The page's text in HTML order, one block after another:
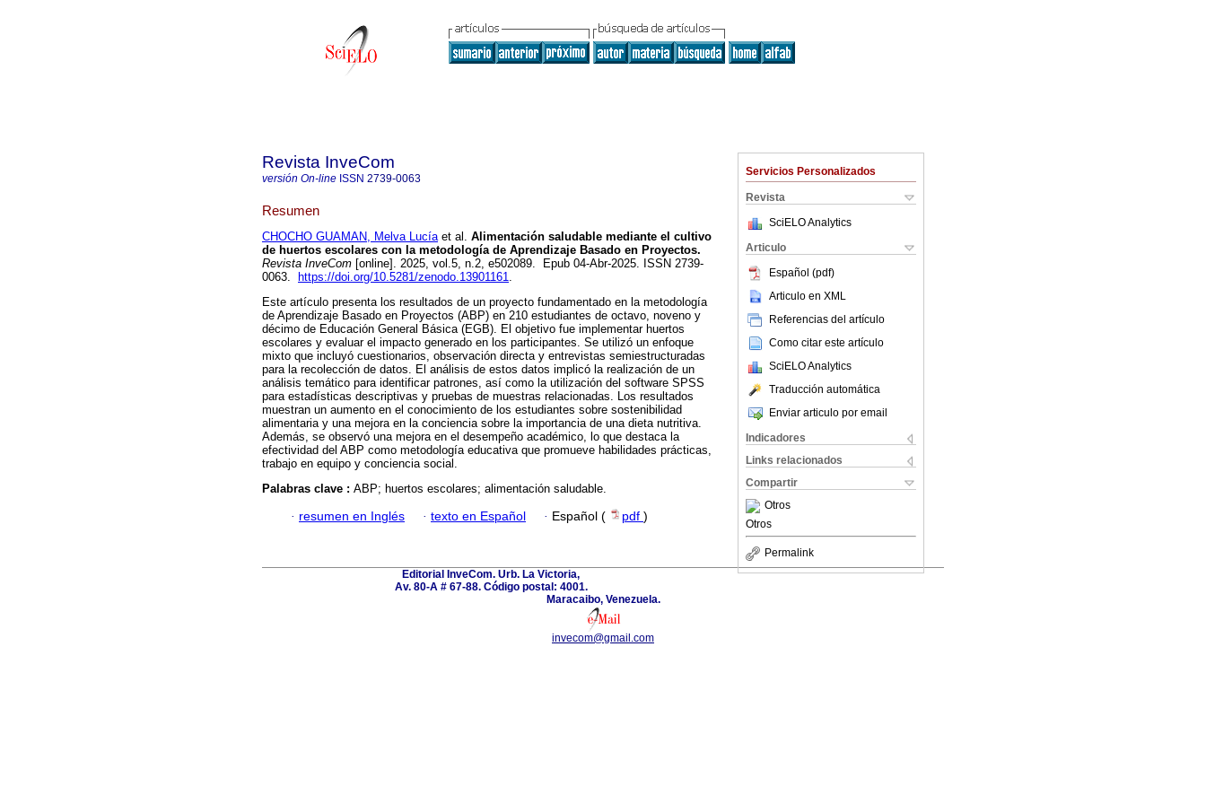
Servicios Personalizados
Revista
SciELO Analytics
Articulo
Español (pdf)
Articulo en XML
Referencias del artículo
Como citar este artículo
SciELO Analytics
Traducción automática
Enviar articulo por email
Indicadores
Links relacionados
Compartir
Otros
Otros
Permalink
Revista InveCom
versión On-line ISSN 2739-0063
Resumen
CHOCHO GUAMAN, Melva Lucíaet al. Alimentación saludable mediante el cultivo
de huertos escolares con la metodología de Aprendizaje Basado en Proyectos.
Revista InveCom [online]. 2025, vol.5, n.2, e502089. Epub 04-Abr-2025. ISSN 2739-
0063.
https://doi.org/10.5281/zenodo.13901161.
Este artículo presenta los resultados de un proyecto fundamentado en la metodología
de Aprendizaje Basado en Proyectos (ABP) en 210 estudiantes de octavo, noveno y
décimo de Educación General Básica (EGB). El objetivo fue implementar huertos
escolares y evaluar el impacto generado en los participantes. Se utilizó un enfoque
mixto que incluyó cuestionarios, observación directa y entrevistas semiestructuradas
para la recolección de datos. El análisis de estos datos implicó la realización de un
análisis temático para identificar patrones, así como la utilización del software SPSS
para estadísticas descriptivas y pruebas de muestras relacionadas. Los resultados
muestran un aumento en el conocimiento de los estudiantes sobre sostenibilidad
alimentaria y una mejora en la conciencia sobre la importancia de una dieta nutritiva.
Además, se observó una mejora en el desempeño académico, lo que destaca la
efectividad del ABP como metodología educativa que promueve habilidades prácticas,
trabajo en equipo y conciencia social.
Palabras clave : ABP; huertos escolares; alimentación saludable.
· resumen en Inglés · texto en Español · Español ( pdf )
Editorial InveCom. Urb. La Victoria,
Av. 80-A # 67-88. Código postal: 4001.
Maracaibo, Venezuela.
invecom@gmail.com